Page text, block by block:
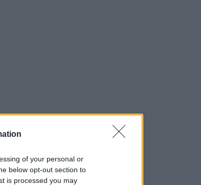
of your personal or
below opt-out section to
is processed you may